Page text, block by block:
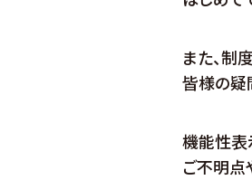
また、制
皆様の疑
機能性表
ご不明点